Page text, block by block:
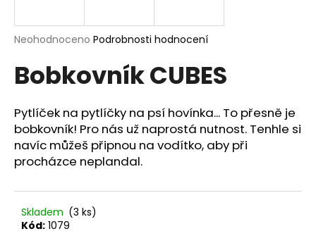
Průměrné
produktu
je
z
5
hvězdiček.
Neohodnoceno Podrobnosti hodnocení
Bobkovník CUBES
Pytlíček na pytlíčky na psí hovínka... To přesně je
bobkovník! Pro nás už naprostá nutnost. Tenhle si
navíc můžeš připnou na vodítko, aby při
procházce neplandal.
Skladem (3 ks)
Kód: 1079
j
t
?
HLEDAT
D